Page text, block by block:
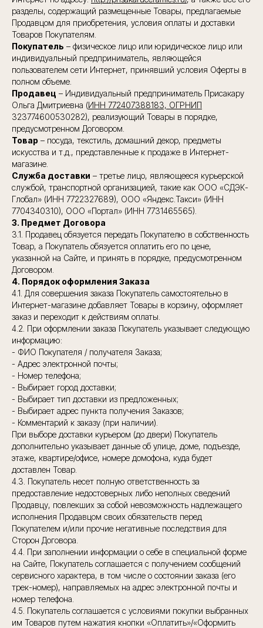
разделы, содержащий размещенные Товары, предлагаемые
Продавцом для приобретения, условия оплаты и доставки
Товаров Покупателям.
Покупатель – физическое лицо или юридическое лицо или
индивидуальный предприниматель, являющейся
пользователем сети Интернет, принявший условия Оферты в
полном объеме.
Продавец – Индивидуальный предприниматель Присакару
Ольга Дмитриевна (ИНН 772407388183, ОГРНИП
323774600530282), реализующий Товары в порядке,
предусмотренном Договором.
Товар – посуда, текстиль, домашний декор, предметы
искусства и т.д., представленные к продаже в Интернет-
магазине.
Служба доставки – третье лицо, являющееся курьерской
службой, транспортной организацией, такие как ООО «СДЭК-
Глобал» (ИНН 7722327689), ООО «Яндекс.Такси» (ИНН
7704340310), ООО «Портал» (ИНН 7731465565).
3. Предмет Договора
3.1. Продавец обязуется передать Покупателю в собственность
Товар, а Покупатель обязуется оплатить его по цене,
указанной на Сайте, и принять в порядке, предусмотренном
Договором.
4. Порядок оформления Заказа
4.1. Для совершения заказа Покупатель самостоятельно в
Интернет-магазине добавляет Товары в корзину, оформляет
заказ и переходит к действиям оплаты.
4.2. При оформлении заказа Покупатель указывает следующую
информацию:
- ФИО Покупателя / получателя Заказа;
- Адрес электронной почты;
- Номер телефона;
- Выбирает город доставки;
- Выбирает тип доставки из предложенных;
- Выбирает адрес пункта получения Заказов;
- Комментарий к заказу (при наличии).
При выборе доставки курьером (до двери) Покупатель
дополнительно указывает данные об улице, доме, подъезде,
этаже, квартире/офисе, номере домофона, куда будет
доставлен Товар.
4.3. Покупатель несет полную ответственность за
предоставление недостоверных либо неполных сведений
Продавцу, повлекших за собой невозможность надлежащего
исполнения Продавцом своих обязательств перед
Покупателем и/или прочие негативные последствия для
Сторон Договора.
4.4. При заполнении информации о себе в специальной форме
на Сайте, Покупатель соглашается с получением сообщений
сервисного характера, в том числе о состоянии заказа (его
трек-номер), направляемых на адрес электронной почты и
номер телефона.
4.5. Покупатель соглашается с условиями покупки выбранных
им Товаров путем нажатия кнопки «Оплатить»/«Оформить